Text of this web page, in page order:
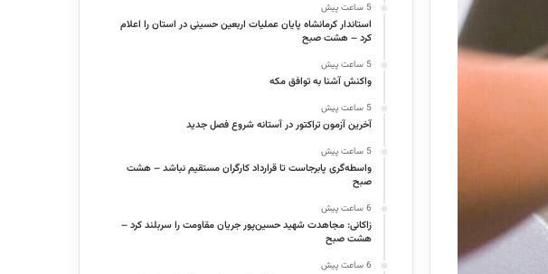
5 ساعت پیش
استاندار کرمانشاه پایان عملیات اربعین حسینی در استان را اعلام
کرد – هشت صبح
5 ساعت پیش
واکنش آشنا به توافق مکه
5 ساعت پیش
آخرین آزمون تراکتور در آستانه شروع فصل جدید
5 ساعت پیش
واسطه‌گری پابرجاست تا قرارداد کارگران مستقیم نباشد – هشت
صبح
6 ساعت پیش
زاکانی: مجاهدت شهید حسین‌پور جریان مقاومت را سربلند کرد –
هشت صبح
6 ساعت پیش